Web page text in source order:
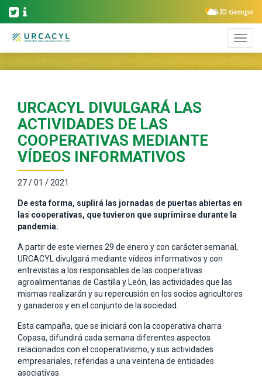
URCACYL DIVULGARÁ LAS
ACTIVIDADES DE LAS
COOPERATIVAS MEDIANTE
VÍDEOS INFORMATIVOS
27 / 01 / 2021
De esta forma, suplirá las jornadas de puertas abiertas en
las cooperativas, que tuvieron que suprimirse durante la
pandemia.
A partir de este viernes 29 de enero y con carácter semanal,
URCACYL divulgará mediante vídeos informativos y con
entrevistas a los responsables de las cooperativas
agroalimentarias de Castilla y León, las actividades que las
mismas realizarán y su repercusión en los socios agricultores
y ganaderos y en el conjunto de la sociedad.
Esta campaña, que se iniciará con la cooperativa charra
Copasa, difundirá cada semana diferentes aspectos
relacionados con el cooperativismo, y sus actividades
empresariales, referidas a una veintena de entidades
asociativas.